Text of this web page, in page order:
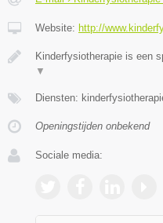
Website: http://
Kinderfysiotherapie is een
▼
Diensten:
Openingstijden onbekend
Sociale media: